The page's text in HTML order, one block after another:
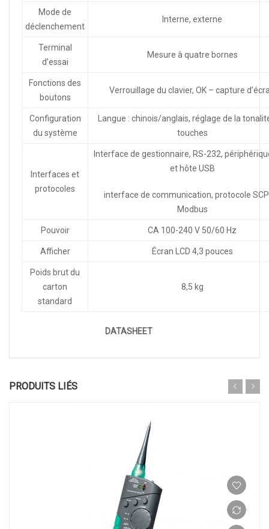
Mode de
déclenchement
Interne, externe
Terminal
d’essai
Mesure à quatre bornes
Fonctions des
boutons
Verrouillage du clavier, OK – capture
Configuration
du système
Langue : chinois/anglais, réglage de la
touches
Interfaces et
protocoles
Interface de gestionnaire, RS-232,
et hôte USB
interface de communication, protocole
Modbus
Pouvoir CA 100-240 V 50/60 Hz
Afficher Écran LCD 4,3 pouces
Poids brut du
carton
standard
8,5 kg
DATASHEET
PRODUITS LIÉS